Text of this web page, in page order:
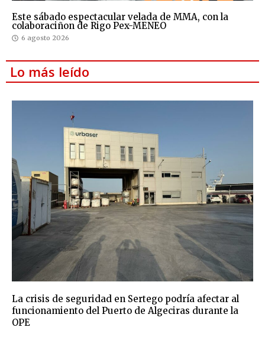
Este sábado espectacular velada de MMA, con la
colaboraciñon de Rigo Pex-MENEO
6 agosto 2026
Lo más leído
La crisis de seguridad en Sertego podría afectar al
funcionamiento del Puerto de Algeciras durante la
OPE